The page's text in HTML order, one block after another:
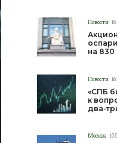
Новости
на
Новости
«СПБ
к
два-
Москва